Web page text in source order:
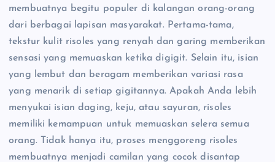
membuatnya begitu populer di kalangan orang-orang
dari berbagai lapisan masyarakat. Pertama-tama,
tekstur kulit risoles yang renyah dan garing memberikan
sensasi yang memuaskan ketika digigit. Selain itu, isian
yang lembut dan beragam memberikan variasi rasa
yang menarik di setiap gigitannya. Apakah Anda lebih
menyukai isian daging, keju, atau sayuran, risoles
memiliki kemampuan untuk memuaskan selera semua
orang. Tidak hanya itu, proses menggoreng risoles
membuatnya menjadi camilan yang cocok disantap